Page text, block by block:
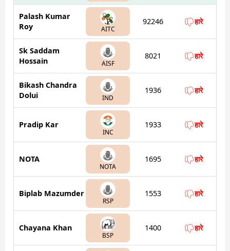
Palash Kumar
Roy
AITC
92246 हारे
Sk Saddam
Hossain
AISF
8021 हारे
Bikash Chandra
Dolui
IND
1936 हारे
Pradip Kar
INC
1933 हारे
NOTA
NOTA
1695 हारे
Biplab Mazumder
RSP
1553 हारे
Chayana Khan
BSP
1400 हारे